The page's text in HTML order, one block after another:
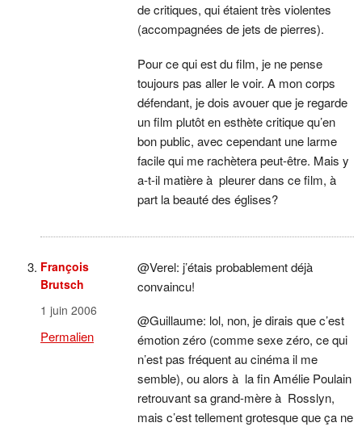
de critiques, qui étaient très violentes
(accompagnées de jets de pierres).
Pour ce qui est du film, je ne pense
toujours pas aller le voir. A mon corps
défendant, je dois avouer que je regarde
un film plutôt en esthète critique qu’en
bon public, avec cependant une larme
facile qui me rachètera peut-être. Mais y
a-t-il matière à pleurer dans ce film, à
part la beauté des églises?
François
Brutsch
1 juin 2006
Permalien
@Verel: j’étais probablement déjà
convaincu!
@Guillaume: lol, non, je dirais que c’est
émotion zéro (comme sexe zéro, ce qui
n’est pas fréquent au cinéma il me
semble), ou alors à la fin Amélie Poulain
retrouvant sa grand-mère à Rosslyn,
mais c’est tellement grotesque que ça ne